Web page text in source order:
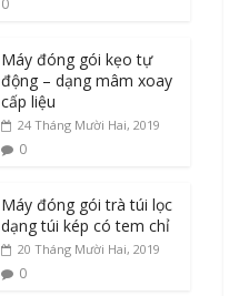
0
Máy đóng gói kẹo tự
động – dạng mâm xoay
cấp liệu
24 Tháng Mười Hai, 2019
0
Máy đóng gói trà túi lọc
dạng túi kép có tem chỉ
20 Tháng Mười Hai, 2019
0